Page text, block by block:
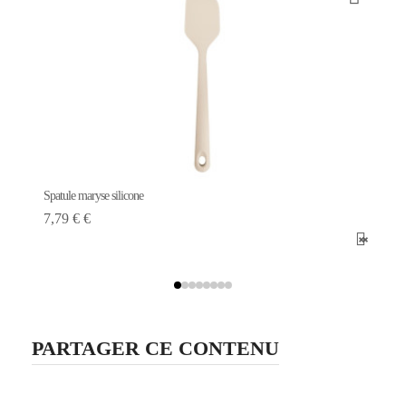
Spatule maryse silicone
7,79 € €
PARTAGER CE CONTENU